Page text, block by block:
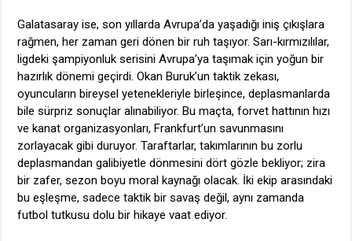
Galatasaray ise, son yıllarda Avrupa’da yaşadığı iniş çıkışlara
rağmen, her zaman geri dönen bir ruh taşıyor. Sarı-kırmızılılar,
ligdeki şampiyonluk serisini Avrupa’ya taşımak için yoğun bir
hazırlık dönemi geçirdi. Okan Buruk’un taktik zekası,
oyuncuların bireysel yetenekleriyle birleşince, deplasmanlarda
bile sürpriz sonuçlar alınabiliyor. Bu maçta, forvet hattının hızı
ve kanat organizasyonları, Frankfurt’un savunmasını
zorlayacak gibi duruyor. Taraftarlar, takımlarının bu zorlu
deplasmandan galibiyetle dönmesini dört gözle bekliyor; zira
bir zafer, sezon boyu moral kaynağı olacak. İki ekip arasındaki
bu eşleşme, sadece taktik bir savaş değil, aynı zamanda
futbol tutkusu dolu bir hikaye vaat ediyor.